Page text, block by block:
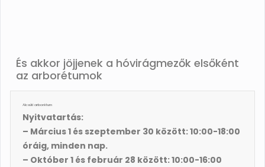
És akkor jöjjenek a hóvirágmezők elsőként
az arborétumok
Alcsúti arborétum
Nyitvatartás:
– Március 1 és szeptember 30 között: 10:00-18:00
óráig, minden nap.
– Október 1 és február 28 között: 10:00-16:00